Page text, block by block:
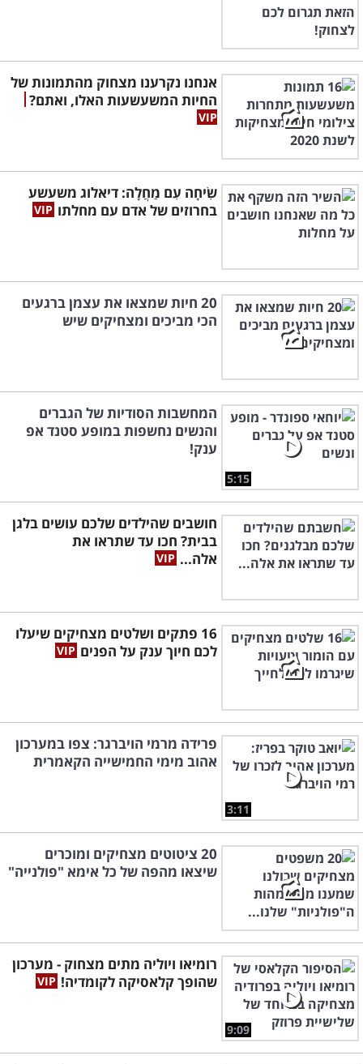
אנחנו נקרענו מצחוק מהתמונות של
החיות המשעשעות האלו, ואתם?
שִׂיחָה עִם מַחֲלָה: דיאלוג משעשע
בחרוזים של אדם עם מחלתו
20 חיות שמצאו את עצמן ברגעים
הכי מביכים ומצחיקים שיש
5:15
המחשבות הסודיות של הגברים
והנשים נחשפות במופע סטנד אפ
ענק!
חושבים שהילדים שלכם עושים בלגן
בבית? חכו עד שתראו את
אלה...
16 פתקים ושלטים מצחיקים שיעלו
לכם חיוך ענק על הפנים
3:11
פרידה מרמי הויברגר: צפו במערכון
אהוב מימי החמישייה הקאמרית
20 ציטוטים מצחיקים ומוכרים
שיצאו מהפה של כל אימא "פולנייה"
9:09
רומיאו ויוליה מתים מצחוק - מערכון
שהופך קלאסיקה לקומדיה!